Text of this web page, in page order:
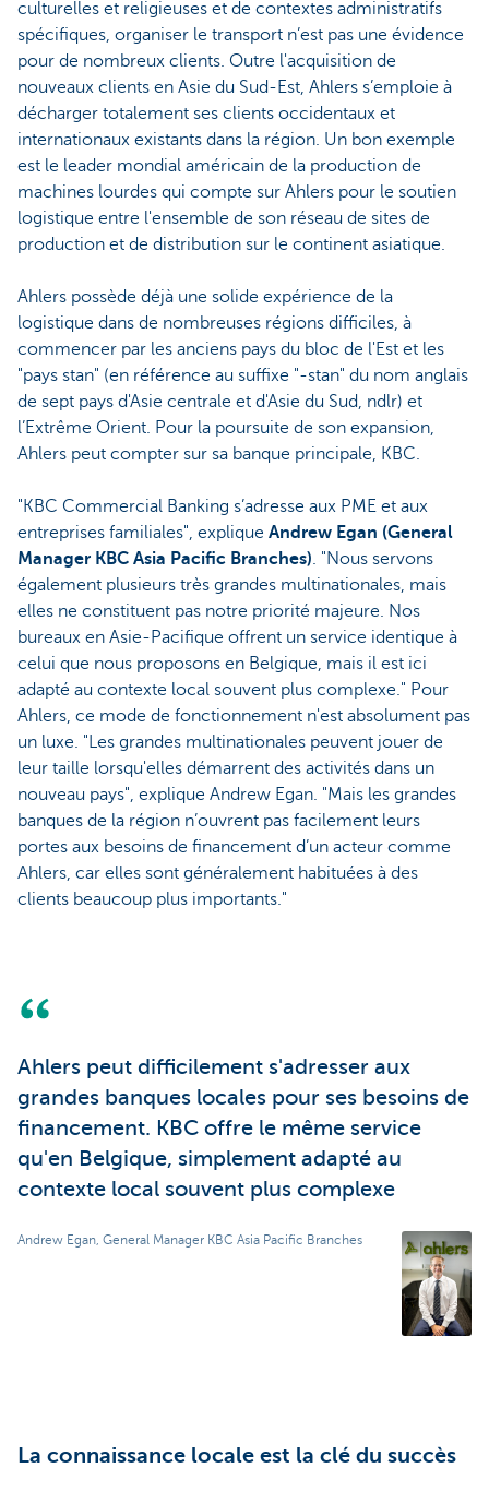
culturelles et religieuses et de contextes administratifs
spécifiques, organiser le transport n’est pas une évidence
pour de nombreux clients. Outre l'acquisition de
nouveaux clients en Asie du Sud-Est, Ahlers s’emploie à
décharger totalement ses clients occidentaux et
internationaux existants dans la région. Un bon exemple
est le leader mondial américain de la production de
machines lourdes qui compte sur Ahlers pour le soutien
logistique entre l'ensemble de son réseau de sites de
production et de distribution sur le continent asiatique.
Ahlers possède déjà une solide expérience de la
logistique dans de nombreuses régions difficiles, à
commencer par les anciens pays du bloc de l'Est et les
"pays stan" (en référence au suffixe "-stan" du nom anglais
de sept pays d'Asie centrale et d'Asie du Sud, ndlr) et
l’Extrême Orient. Pour la poursuite de son expansion,
Ahlers peut compter sur sa banque principale, KBC.
"KBC Commercial Banking s’adresse aux PME et aux
entreprises familiales", explique Andrew Egan (General
Manager KBC Asia Pacific Branches) . "Nous servons
également plusieurs très grandes multinationales, mais
elles ne constituent pas notre priorité majeure. Nos
bureaux en Asie-Pacifique offrent un service identique à
celui que nous proposons en Belgique, mais il est ici
adapté au contexte local souvent plus complexe." Pour
Ahlers, ce mode de fonctionnement n'est absolument pas
un luxe. "Les grandes multinationales peuvent jouer de
leur taille lorsqu'elles démarrent des activités dans un
nouveau pays", explique Andrew Egan. "Mais les grandes
banques de la région n’ouvrent pas facilement leurs
portes aux besoins de financement d’un acteur comme
Ahlers, car elles sont généralement habituées à des
clients beaucoup plus importants."
Ahlers peut difficilement s'adresser aux
grandes banques locales pour ses besoins de
financement. KBC offre le même service
qu'en Belgique, simplement adapté au
contexte local souvent plus complexe
Andrew Egan, General Manager KBC Asia Pacific Branches
La connaissance locale est la clé du succès